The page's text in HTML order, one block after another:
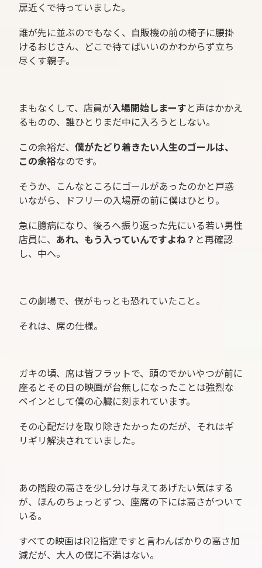
扉近くで待っていました。
誰が先に並ぶのでもなく、自販機の前の椅子に腰掛
けるおじさん、どこで待てばいいのかわからず立ち
尽くす親子。
まもなくして、店員が入場開始しまーす と声はかかえ
るものの、誰ひとりまだ中に入ろうとしない。
この余裕だ、僕がたどり着きたい人生のゴールは、
この余裕なのです。
そうか、こんなところにゴールがあったのかと戸惑
いながら、ドフリーの入場扉の前に僕はひとり。
急に臆病になり、後ろへ振り返った先にいる若い男性
店員に、 あれ、もう入っていんですよね？ と再確認
し、中へ。
この劇場で、僕がもっとも恐れていたこと。
それは、席の仕様。
ガキの頃、席は皆フラットで、頭のでかいやつが前に
座るとその日の映画が台無しになったことは強烈な
ペインとして僕の心臓に刻まれています。
その心配だけを取り除きたかったのだが、それはギ
リギリ解決されていました。
あの階段の高さを少し分け与えてあげたい気はする
が、ほんのちょっとずつ、座席の下には高さがついて
いる。
すべての映画はR12指定ですと言わんばかりの高さ加
減だが、大人の僕に不満はない。